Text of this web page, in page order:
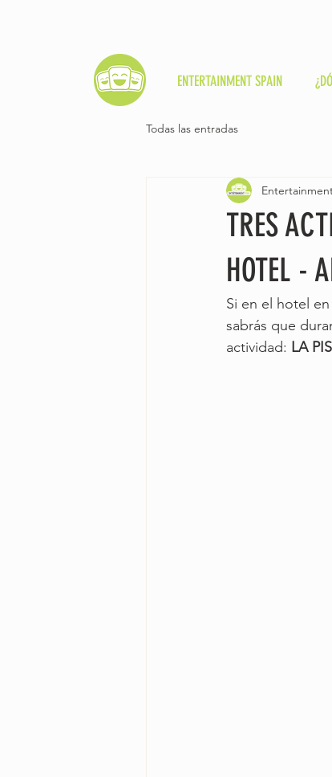
ENTERTAINMENT SPAIN
Todas las entradas
TRES
HOTEL -
Si en el hotel
sabrás que
actividad: LA